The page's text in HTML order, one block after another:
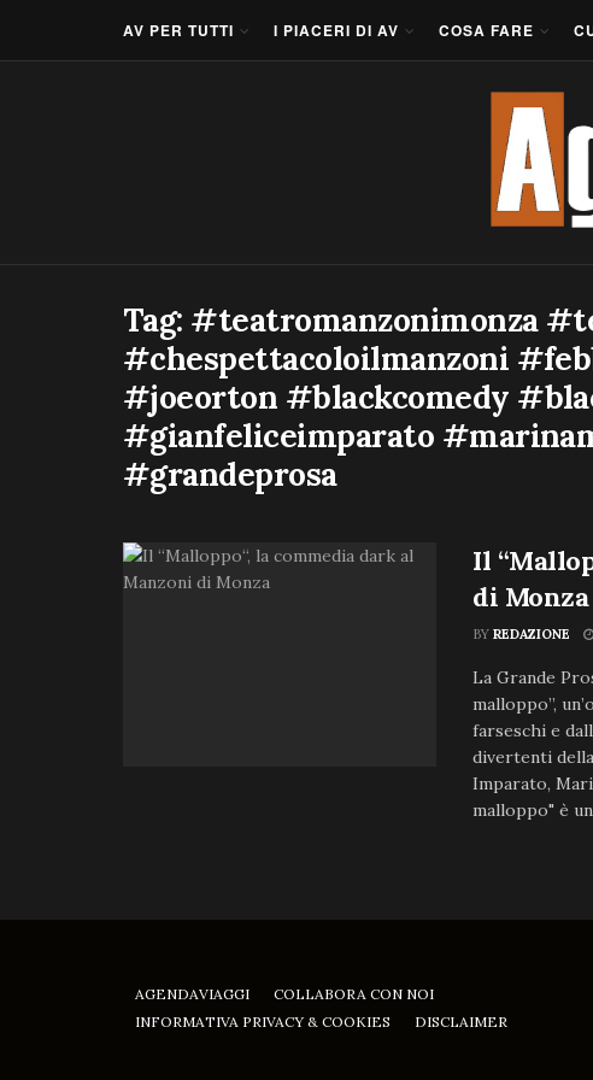
AV PER TUTTI I PIACERI DI AV COSA FARE
Tag: #teatromanzonimonza
#chespettacoloilmanzoni
#joeorton #blackcomedy
#gianfeliceimparato
#grandeprosa
Il
di Monza
BY REDAZIONE
La Grande
malloppo”,
farseschi e
divertenti
Imparato,
malloppo" è
AGENDAVIAGGI
COLLABORA CON NOI
INFORMATIVA PRIVACY & COOKIES
DISCLAIMER